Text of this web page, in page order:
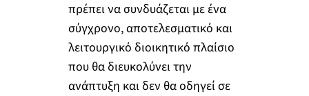
πρέπει να συνδυάζεται με ένα
σύγχρονο, αποτελεσματικό και
λειτουργικό διοικητικό πλαίσιο
που θα διευκολύνει την
ανάπτυξη και δεν θα οδηγεί σε